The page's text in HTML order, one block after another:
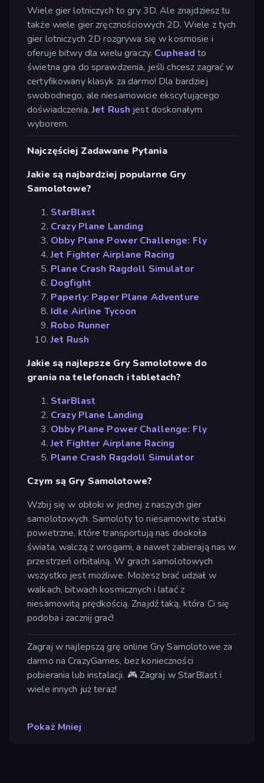
Wiele gier lotniczych to gry 3D. Ale znajdziesz tu
także wiele gier zręcznościowych 2D. Wiele z tych
gier lotniczych 2D rozgrywa się w kosmosie i
oferuje bitwy dla wielu graczy. Cuphead to
świetna gra do sprawdzenia, jeśli chcesz zagrać w
certyfikowany klasyk za darmo! Dla bardziej
swobodnego, ale niesamowicie ekscytującego
doświadczenia,Jet Rush jest doskonałym
wyborem.
Najczęściej Zadawane Pytania
Jakie są najbardziej popularne Gry
Samolotowe?
StarBlast
Crazy Plane Landing
Obby Plane Power Challenge: Fly
Jet Fighter Airplane Racing
Plane Crash Ragdoll Simulator
Dogfight
Paperly: Paper Plane Adventure
Idle Airline Tycoon
Robo Runner
Jet Rush
Jakie są najlepsze Gry Samolotowe do
grania na telefonach i tabletach?
StarBlast
Crazy Plane Landing
Obby Plane Power Challenge: Fly
Jet Fighter Airplane Racing
Plane Crash Ragdoll Simulator
Czym są Gry Samolotowe?
Wzbij się w obłoki w jednej z naszych gier
samolotowych. Samoloty to niesamowite statki
powietrzne, które transportują nas dookoła
świata, walczą z wrogami, a nawet zabierają nas w
przestrzeń orbitalną. W grach samolotowych
wszystko jest możliwe. Możesz brać udział w
walkach, bitwach kosmicznych i latać z
niesamowitą prędkością. Znajdź taką, która Ci się
podoba i zacznij grać!
Zagraj w najlepszą grę online Gry Samolotowe za
darmo na CrazyGames, bez konieczności
pobierania lub instalacji. 🎮 Zagraj w StarBlast i
wiele innych już teraz!
Pokaż Mniej